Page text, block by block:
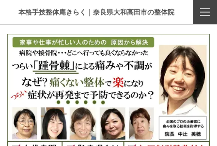
本格手技整体庵きらく｜奈良県大和高田市の整体院